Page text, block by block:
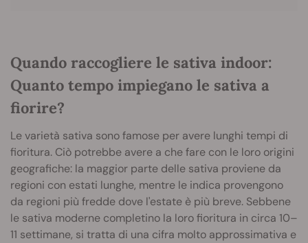
Quando raccogliere le sativa indoor:
Quanto tempo impiegano le sativa a
fiorire?
Le varietà sativa sono famose per avere lunghi tempi di
fioritura. Ciò potrebbe avere a che fare con le loro origini
geografiche: la maggior parte delle sativa proviene da
regioni con estati lunghe, mentre le indica provengono
da regioni più fredde dove l'estate è più breve. Sebbene
le sativa moderne completino la loro fioritura in circa 10–
11 settimane, si tratta di una cifra molto approssimativa e